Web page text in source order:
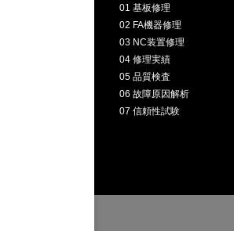
お客様インタ
採用情報
01 基板修理
02 FA機器修理
03 NC装置修理
04 修理実績
05 品質検査
06 故障原因解析
07 信頼性試験